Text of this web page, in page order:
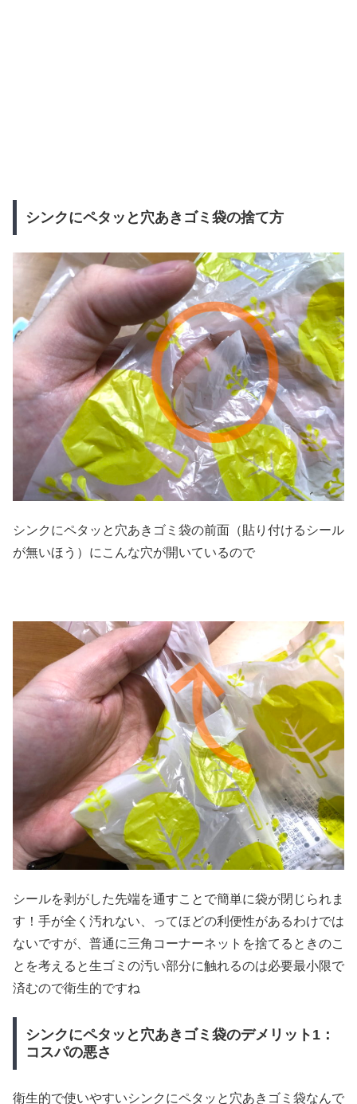
シンクにペタッと穴あきゴミ袋の捨て方
シンクにペタッと穴あきゴミ袋の前面（貼り付けるシール
が無いほう）にこんな穴が開いているので
シールを剥がした先端を通すことで簡単に袋が閉じられま
す！手が全く汚れない、ってほどの利便性があるわけでは
ないですが、普通に三角コーナーネットを捨てるときのこ
とを考えると生ゴミの汚い部分に触れるのは必要最小限で
済むので衛生的ですね
シンクにペタッと穴あきゴミ袋のデメリット1：
コスパの悪さ
衛生的で使いやすいシンクにペタッと穴あきゴミ袋なんで